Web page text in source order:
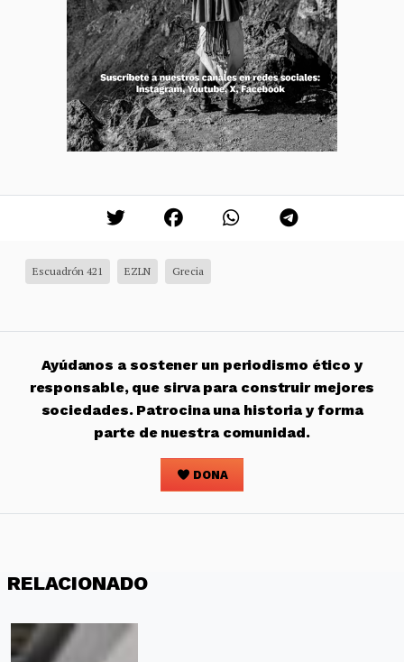
Escuadrón 421 EZLN Grecia
Ayúdanos a sostener un periodismo ético y
responsable, que sirva para construir mejores
sociedades. Patrocina una historia y forma
parte de nuestra comunidad.
DONA
RELACIONADO